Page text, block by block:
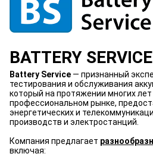
BATTERY SERVICE
Battery Service — признанный
тестирования и обслуживания
который на протяжении многих
профессиональном рынке,
энергетических и
производств и электростанций.
Компания предлагает
включая: